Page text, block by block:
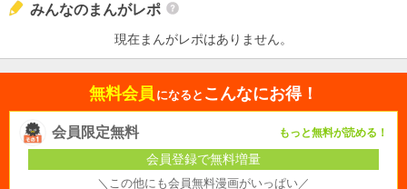
みんなのまんがレポ
現在まんがレポはありません。
無料会員 になると こんなにお得！
会員限定無料 もっと無料が読める！
会員登録で無料増量
＼この他にも会員無料漫画がいっぱい／